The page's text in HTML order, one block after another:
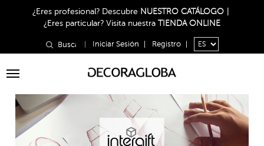
¿Eres profesional? Descubre NUESTRO CATÁLOGO
¿Eres particular? Visita nuestra TIENDA ONLINE
Iniciar Sesión Registro
Toggle